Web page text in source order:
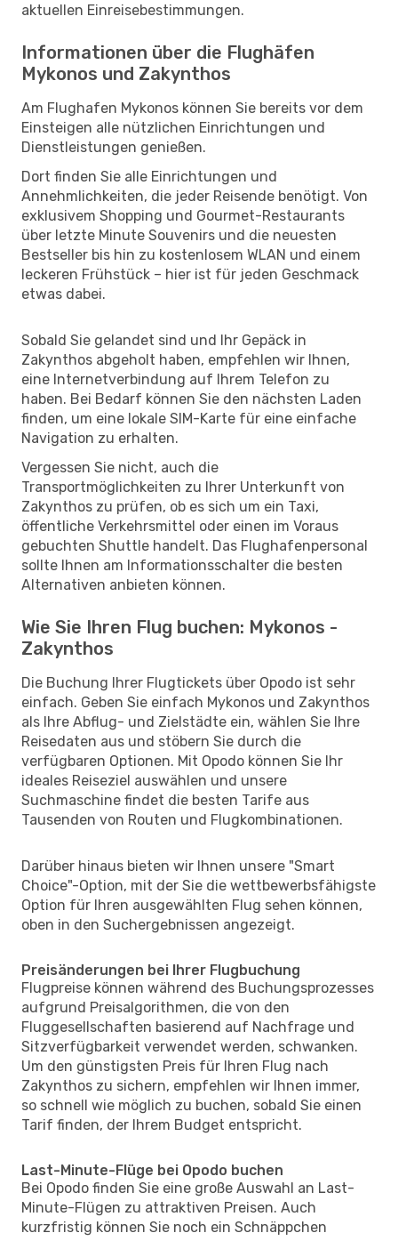
aktuellen Einreisebestimmungen.
Informationen über die Flughäfen
Mykonos und Zakynthos
Am Flughafen Mykonos können Sie bereits vor dem
Einsteigen alle nützlichen Einrichtungen und
Dienstleistungen genießen.
Dort finden Sie alle Einrichtungen und
Annehmlichkeiten, die jeder Reisende benötigt. Von
exklusivem Shopping und Gourmet-Restaurants
über letzte Minute Souvenirs und die neuesten
Bestseller bis hin zu kostenlosem WLAN und einem
leckeren Frühstück – hier ist für jeden Geschmack
etwas dabei.
Sobald Sie gelandet sind und Ihr Gepäck in
Zakynthos abgeholt haben, empfehlen wir Ihnen,
eine Internetverbindung auf Ihrem Telefon zu
haben. Bei Bedarf können Sie den nächsten Laden
finden, um eine lokale SIM-Karte für eine einfache
Navigation zu erhalten.
Vergessen Sie nicht, auch die
Transportmöglichkeiten zu Ihrer Unterkunft von
Zakynthos zu prüfen, ob es sich um ein Taxi,
öffentliche Verkehrsmittel oder einen im Voraus
gebuchten Shuttle handelt. Das Flughafenpersonal
sollte Ihnen am Informationsschalter die besten
Alternativen anbieten können.
Wie Sie Ihren Flug buchen: Mykonos -
Zakynthos
Die Buchung Ihrer Flugtickets über Opodo ist sehr
einfach. Geben Sie einfach Mykonos und Zakynthos
als Ihre Abflug- und Zielstädte ein, wählen Sie Ihre
Reisedaten aus und stöbern Sie durch die
verfügbaren Optionen. Mit Opodo können Sie Ihr
ideales Reiseziel auswählen und unsere
Suchmaschine findet die besten Tarife aus
Tausenden von Routen und Flugkombinationen.
Darüber hinaus bieten wir Ihnen unsere "Smart
Choice"-Option, mit der Sie die wettbewerbsfähigste
Option für Ihren ausgewählten Flug sehen können,
oben in den Suchergebnissen angezeigt.
Preisänderungen bei Ihrer Flugbuchung
Flugpreise können während des Buchungsprozesses
aufgrund Preisalgorithmen, die von den
Fluggesellschaften basierend auf Nachfrage und
Sitzverfügbarkeit verwendet werden, schwanken.
Um den günstigsten Preis für Ihren Flug nach
Zakynthos zu sichern, empfehlen wir Ihnen immer,
so schnell wie möglich zu buchen, sobald Sie einen
Tarif finden, der Ihrem Budget entspricht.
Last-Minute-Flüge bei Opodo buchen
Bei Opodo finden Sie eine große Auswahl an Last-
Minute-Flügen zu attraktiven Preisen. Auch
kurzfristig können Sie noch ein Schnäppchen